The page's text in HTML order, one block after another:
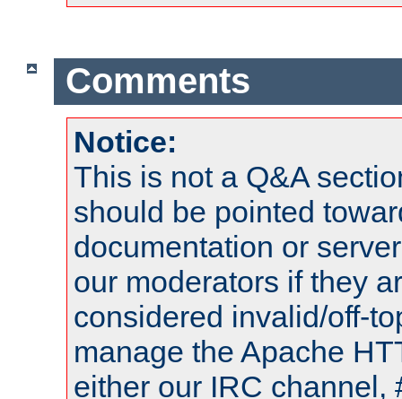
Comments
Notice:
This is not a Q&A
should be pointed
documentation or
our moderators if they
considered invalid/off-
manage the Apache
either our IRC channel,